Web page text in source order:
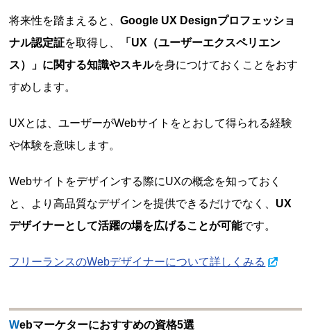
将来性を踏まえると、Google UX Designプロフェッショ
ナル認定証を取得し、
「UX（ユーザーエクスペリエン
ス）」に関する知識やスキルを身につけておくことをおす
すめします。
UXとは、ユーザーがWebサイトをとおして得られる経験
や体験を意味します。
Webサイトをデザインする際にUXの概念を知っておく
と、より高品質なデザインを提供できるだけでなく、 UX
デザイナーとして活躍の場を広げることが可能です。
フリーランスのWebデザイナーについて詳しくみる
Webマーケターにおすすめの資格5選